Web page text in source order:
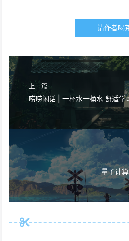
请作者喝
上一篇
唠唠闲话 | 一杯水一桶水 舒适学
量子计